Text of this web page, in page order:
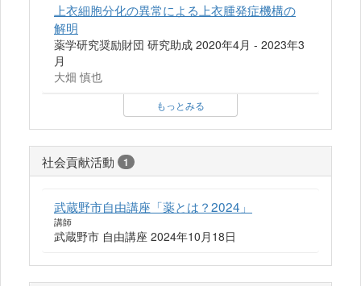
上衣細胞分化の異常による上衣腫発症機構の
解明
薬学研究奨励財団 研究助成 2020年4月 - 2023年3
月
大畑 慎也
もっとみる
社会貢献活動 1
武蔵野市自由講座「薬とは？2024」
講師
武蔵野市 自由講座 2024年10月18日